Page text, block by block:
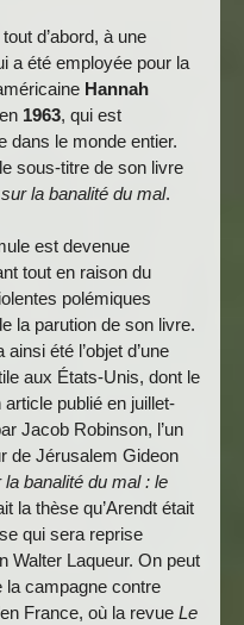
d’abord, à une
a été employée pour la
Hannah
1963, qui est
dans le monde entier.
sous-titre de son livre
la banalité du mal.
est devenue
tout en raison du
polémiques
la parution de son livre.
été l’objet d’une
aux États-Unis, dont le
publié en juillet-
Jacob Robinson, l’un
de Jérusalem Gideon
banalité du mal : le
la thèse qu’Arendt était
qui sera reprise
Walter Laqueur. On peut
la campagne contre
France, où la revueLe